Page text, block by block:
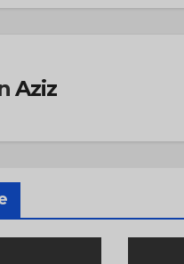
Aziz